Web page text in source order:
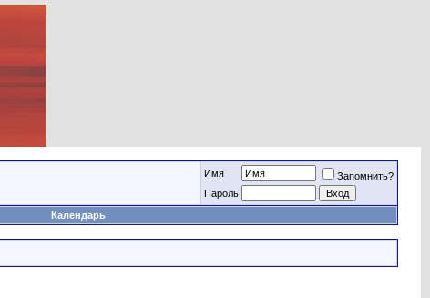
Имя
Запомнить?
Пароль
Календарь